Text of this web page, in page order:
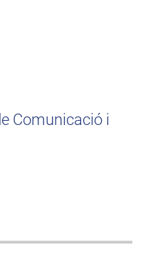
Comunicació i